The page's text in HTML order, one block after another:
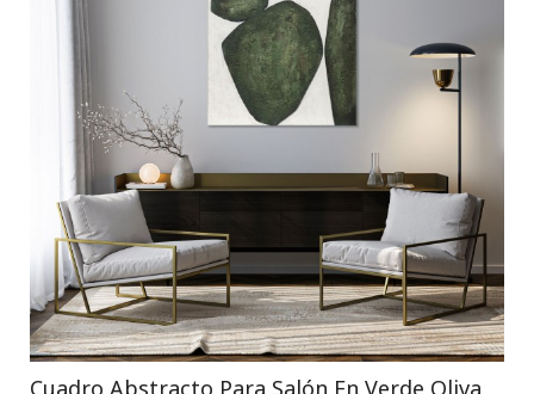
Cuadro Abstracto Para Salón En Verde Oliva